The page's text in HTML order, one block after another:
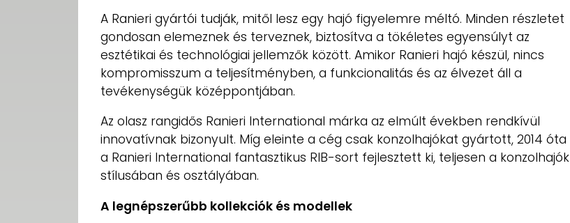
A Ranieri gyártói tudják, mitől lesz egy hajó figyelemre méltó. Minden részletet
gondosan elemeznek és terveznek, biztosítva a tökéletes egyensúlyt az
esztétikai és technológiai jellemzők között. Amikor Ranieri hajó készül, nincs
kompromisszum a teljesítményben, a funkcionalitás és az élvezet áll a
tevékenységük középpontjában.
Az olasz rangidős Ranieri International márka az elmúlt években rendkívül
innovatívnak bizonyult. Míg eleinte a cég csak konzolhajókat gyártott, 2014 óta
a Ranieri International fantasztikus RIB-sort fejlesztett ki, teljesen a konzolhajók
stílusában és osztályában.
A legnépszerűbb kollekciók és modellek